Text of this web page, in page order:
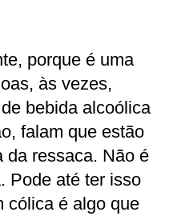
porque é uma
às vezes,
bebida alcoólica
falam que estão
da ressaca. Não é
Pode até ter isso
cólica é algo que